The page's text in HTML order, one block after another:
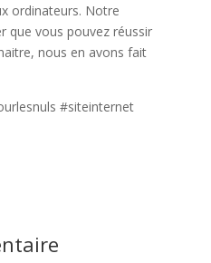
ordinateurs. Notre
que vous pouvez réussir
nous en avons fait
#siteinternet